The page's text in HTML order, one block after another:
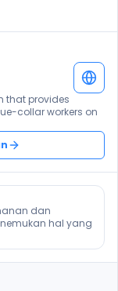
that provides
collar workers on
dan
hal yang